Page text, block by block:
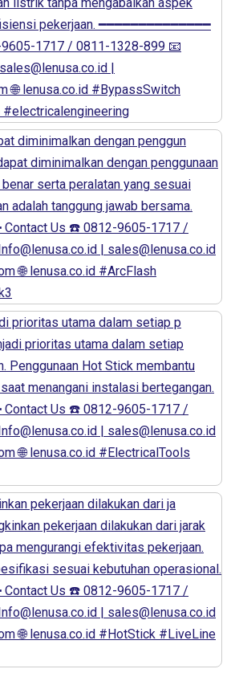
diminimalkan dengan penggun
prioritas utama dalam setiap p
pekerjaan dilakukan dari ja